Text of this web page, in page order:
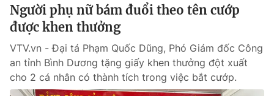
VTV9 VTV8
Liên hệ tòa soạn
Người phụ nữ bám đuổi theo tên cướp
được khen thưởng
VTV.vn - Đại tá Phạm Quốc Dũng, Phó Giám đốc Công
an tỉnh Bình Dương tặng giấy khen thưởng đột xuất
cho 2 cá nhân có thành tích trong việc bắt cướp.